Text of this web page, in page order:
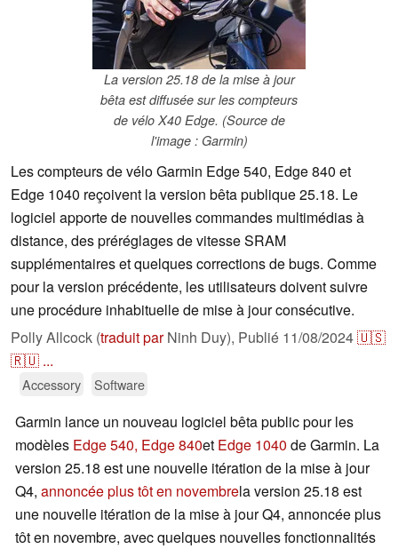
La version 25.18 de la mise à jour
bêta est diffusée sur les compteurs
de vélo X40 Edge. (Source de
l'image : Garmin)
Les compteurs de vélo Garmin Edge 540, Edge 840 et
Edge 1040 reçoivent la version bêta publique 25.18. Le
logiciel apporte de nouvelles commandes multimédias à
distance, des préréglages de vitesse SRAM
supplémentaires et quelques corrections de bugs. Comme
pour la version précédente, les utilisateurs doivent suivre
une procédure inhabituelle de mise à jour consécutive.
Polly Allcock (traduit parNinh Duy), Publié 11/08/2024🇺🇸
🇷🇺 ...
Accessory Software
Garmin lance un nouveau logiciel bêta public pour les
modèles Edge 540, Edge 840et Edge 1040 de Garmin. La
version 25.18 est une nouvelle itération de la mise à jour
Q4, annoncée plus tôt en novembrela version 25.18 est
une nouvelle itération de la mise à jour Q4, annoncée plus
tôt en novembre, avec quelques nouvelles fonctionnalités